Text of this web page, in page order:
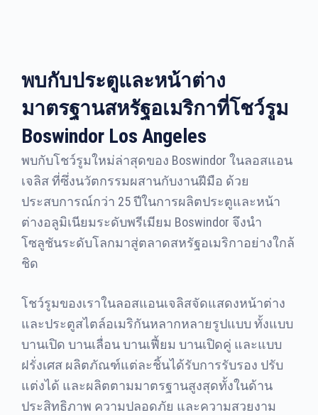
พบกับประตูและหน้าต่าง
มาตรฐานสหรัฐอเมริกาที่โชว์รูม
Boswindor Los Angeles
พบกับโชว์รูมใหม่ล่าสุดของ Boswindor ในลอสแอน
เจลิส ที่ซึ่งนวัตกรรมผสานกับงานฝีมือ ด้วย
ประสบการณ์กว่า 25 ปีในการผลิตประตูและหน้า
ต่างอลูมิเนียมระดับพรีเมียม Boswindor จึงนำ
โซลูชันระดับโลกมาสู่ตลาดสหรัฐอเมริกาอย่างใกล้
ชิด
โชว์รูมของเราในลอสแอนเจลิสจัดแสดงหน้าต่าง
และประตูสไตล์อเมริกันหลากหลายรูปแบบ ทั้งแบบ
บานเปิด บานเลื่อน บานเฟี้ยม บานเปิดคู่ และแบบ
ฝรั่งเศส ผลิตภัณฑ์แต่ละชิ้นได้รับการรับรอง ปรับ
แต่งได้ และผลิตตามมาตรฐานสูงสุดทั้งในด้าน
ประสิทธิภาพ ความปลอดภัย และความสวยงาม